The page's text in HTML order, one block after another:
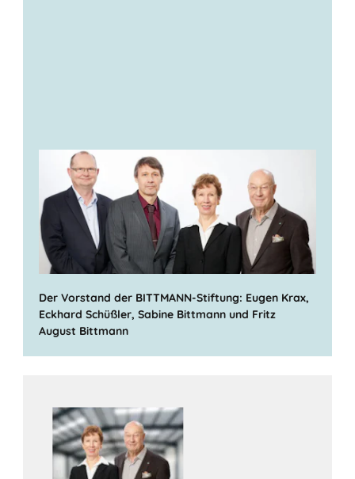
Der Vorstand der BITTMANN-Stiftung: Eugen Krax,
Eckhard Schüßler, Sabine Bittmann und Fritz
August Bittmann